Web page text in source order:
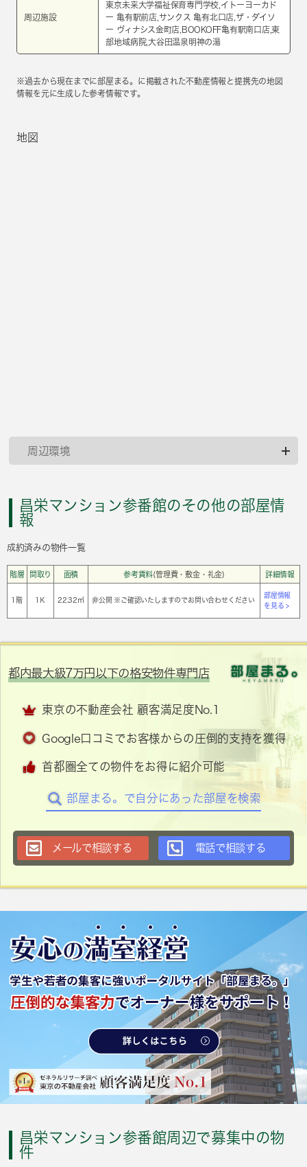
周辺施設
東京未来大学福祉保育専門学校,イトーヨーカド
ー 亀有駅前店,サンクス 亀有北口店,ザ・ダイソ
ー ヴィナシス金町店,BOOKOFF亀有駅南口店,東
部地域病院,大谷田温泉明神の湯
※過去から現在までに部屋まる。に掲載された不動産情報と提携先の地図
情報を元に生成した参考情報です。
地図
周辺環境
昌栄マンション参番館のその他の部屋情
報
成約済みの物件一覧
階層 間取り 面積 参考賃料(管理費・敷金・礼金) 詳細情報
1階 1Ｋ 22.32㎡ 非公開 ※ご確認いたしますのでお問い合わせください
部屋情報
を見る >
都内最大級7万円以下の格安物件専門店
東京の不動産会社 顧客満足度No.1
Google口コミでお客様からの圧倒的支持を獲得
首都圏全ての物件をお得に紹介可能
部屋まる。で自分にあった部屋を検索
メールで相談する 電話で相談する
昌栄マンション参番館周辺で募集中の物
件